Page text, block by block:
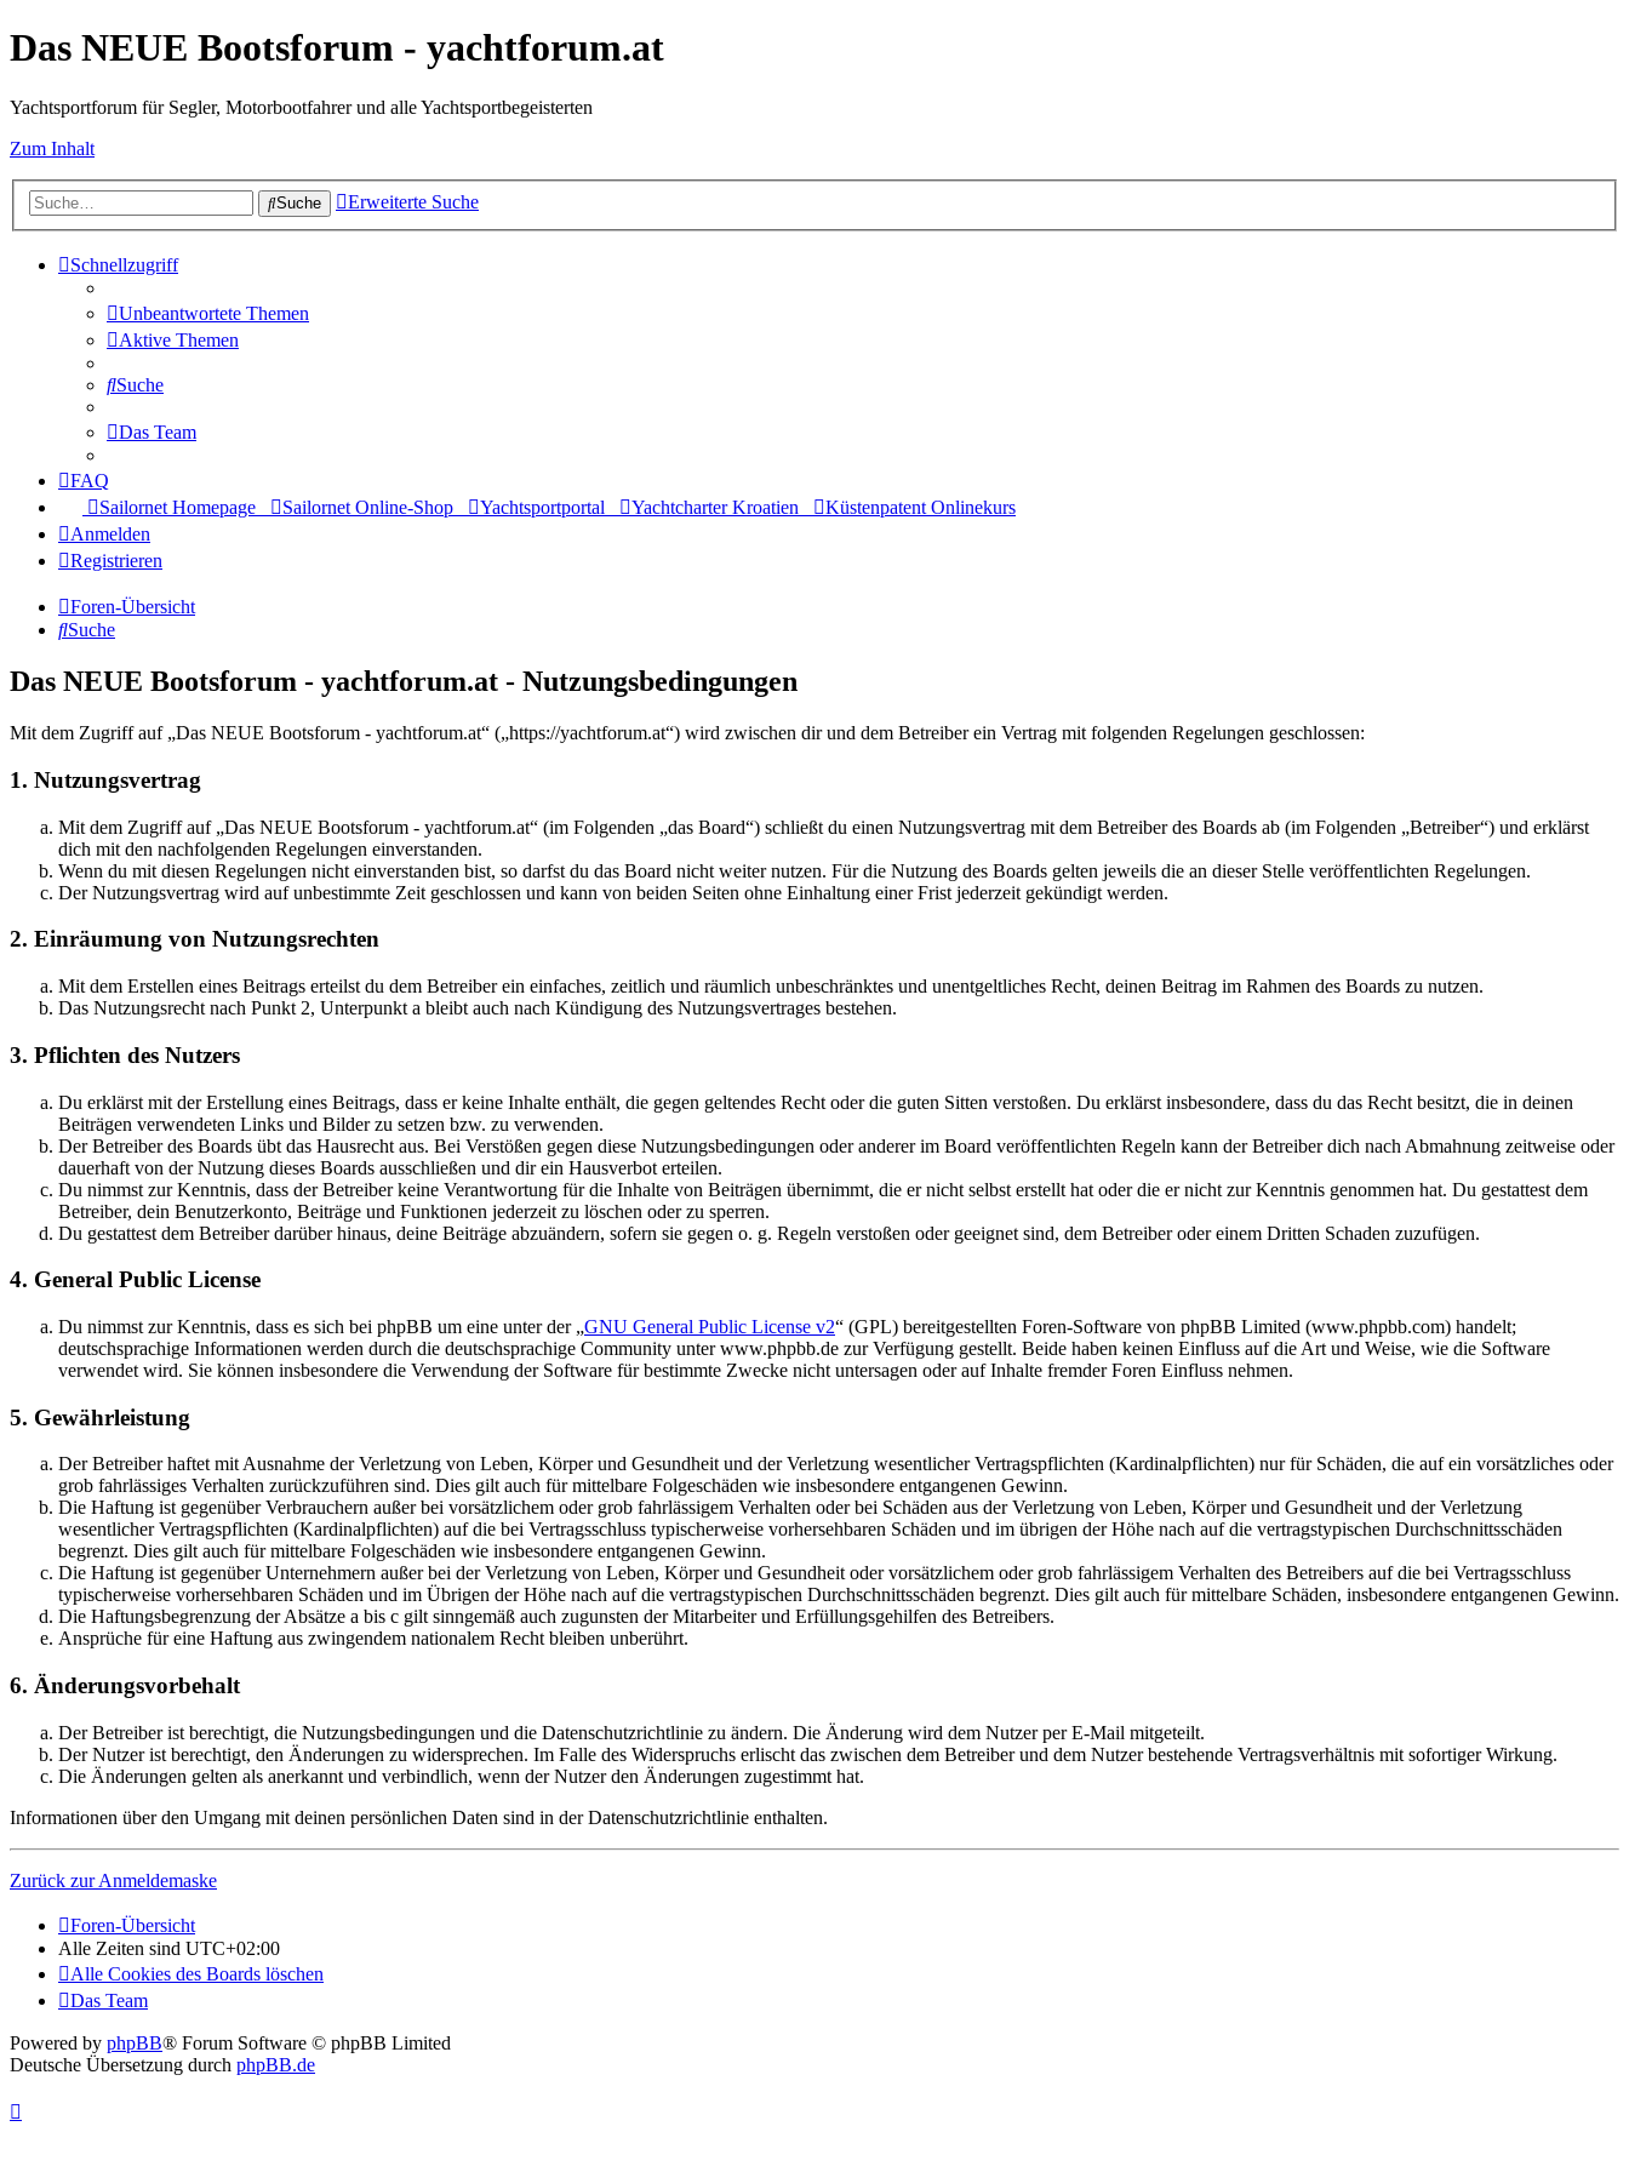
Das NEUE Bootsforum - yachtforum.at
Yachtsportforum für Segler, Motorbootfahrer und alle Yachtsportbegeisterten
Zum Inhalt
Suche Erweiterte Suche
Schnellzugriff
Unbeantwortete Themen
Aktive Themen
Suche
Das Team
FAQ
Sailornet Homepage
Sailornet Online-Shop Yachtsportportal Yachtcharter Kroatien
Küstenpatent Onlinekurs
Anmelden
Registrieren
Foren-Übersicht
Suche
Das NEUE Bootsforum - yachtforum.at - Nutzungsbedingungen
Mit dem Zugriff auf „Das NEUE Bootsforum - yachtforum.at“ („https://yachtforum.at“) wird zwischen dir und dem Betreiber ein Vertrag mit folgenden Regelungen geschlossen:
1. Nutzungsvertrag
Mit dem Zugriff auf „Das NEUE Bootsforum - yachtforum.at“ (im Folgenden „das Board“) schließt du einen Nutzungsvertrag mit dem Betreiber des Boards ab (im Folgenden „Betreiber“) und erklärst
dich mit den nachfolgenden Regelungen einverstanden.
Wenn du mit diesen Regelungen nicht einverstanden bist, so darfst du das Board nicht weiter nutzen. Für die Nutzung des Boards gelten jeweils die an dieser Stelle veröffentlichten Regelungen.
Der Nutzungsvertrag wird auf unbestimmte Zeit geschlossen und kann von beiden Seiten ohne Einhaltung einer Frist jederzeit gekündigt werden.
2. Einräumung von Nutzungsrechten
Mit dem Erstellen eines Beitrags erteilst du dem Betreiber ein einfaches, zeitlich und räumlich unbeschränktes und unentgeltliches Recht, deinen Beitrag im Rahmen des Boards zu nutzen.
Das Nutzungsrecht nach Punkt 2, Unterpunkt a bleibt auch nach Kündigung des Nutzungsvertrages bestehen.
3. Pflichten des Nutzers
Du erklärst mit der Erstellung eines Beitrags, dass er keine Inhalte enthält, die gegen geltendes Recht oder die guten Sitten verstoßen. Du erklärst insbesondere, dass du das Recht besitzt, die in deinen
Beiträgen verwendeten Links und Bilder zu setzen bzw. zu verwenden.
Der Betreiber des Boards übt das Hausrecht aus. Bei Verstößen gegen diese Nutzungsbedingungen oder anderer im Board veröffentlichten Regeln kann der Betreiber dich nach Abmahnung zeitweise oder
dauerhaft von der Nutzung dieses Boards ausschließen und dir ein Hausverbot erteilen.
Du nimmst zur Kenntnis, dass der Betreiber keine Verantwortung für die Inhalte von Beiträgen übernimmt, die er nicht selbst erstellt hat oder die er nicht zur Kenntnis genommen hat. Du gestattest dem
Betreiber, dein Benutzerkonto, Beiträge und Funktionen jederzeit zu löschen oder zu sperren.
Du gestattest dem Betreiber darüber hinaus, deine Beiträge abzuändern, sofern sie gegen o. g. Regeln verstoßen oder geeignet sind, dem Betreiber oder einem Dritten Schaden zuzufügen.
4. General Public License
Du nimmst zur Kenntnis, dass es sich bei phpBB um eine unter der „GNU General Public License v2“ (GPL) bereitgestellten Foren-Software von phpBB Limited (www.phpbb.com) handelt;
deutschsprachige Informationen werden durch die deutschsprachige Community unter www.phpbb.de zur Verfügung gestellt. Beide haben keinen Einfluss auf die Art und Weise, wie die Software
verwendet wird. Sie können insbesondere die Verwendung der Software für bestimmte Zwecke nicht untersagen oder auf Inhalte fremder Foren Einfluss nehmen.
5. Gewährleistung
Der Betreiber haftet mit Ausnahme der Verletzung von Leben, Körper und Gesundheit und der Verletzung wesentlicher Vertragspflichten (Kardinalpflichten) nur für Schäden, die auf ein vorsätzliches oder
grob fahrlässiges Verhalten zurückzuführen sind. Dies gilt auch für mittelbare Folgeschäden wie insbesondere entgangenen Gewinn.
Die Haftung ist gegenüber Verbrauchern außer bei vorsätzlichem oder grob fahrlässigem Verhalten oder bei Schäden aus der Verletzung von Leben, Körper und Gesundheit und der Verletzung
wesentlicher Vertragspflichten (Kardinalpflichten) auf die bei Vertragsschluss typischerweise vorhersehbaren Schäden und im übrigen der Höhe nach auf die vertragstypischen Durchschnittsschäden
begrenzt. Dies gilt auch für mittelbare Folgeschäden wie insbesondere entgangenen Gewinn.
Die Haftung ist gegenüber Unternehmern außer bei der Verletzung von Leben, Körper und Gesundheit oder vorsätzlichem oder grob fahrlässigem Verhalten des Betreibers auf die bei Vertragsschluss
typischerweise vorhersehbaren Schäden und im Übrigen der Höhe nach auf die vertragstypischen Durchschnittsschäden begrenzt. Dies gilt auch für mittelbare Schäden, insbesondere entgangenen Gewinn.
Die Haftungsbegrenzung der Absätze a bis c gilt sinngemäß auch zugunsten der Mitarbeiter und Erfüllungsgehilfen des Betreibers.
Ansprüche für eine Haftung aus zwingendem nationalem Recht bleiben unberührt.
6. Änderungsvorbehalt
Der Betreiber ist berechtigt, die Nutzungsbedingungen und die Datenschutzrichtlinie zu ändern. Die Änderung wird dem Nutzer per E-Mail mitgeteilt.
Der Nutzer ist berechtigt, den Änderungen zu widersprechen. Im Falle des Widerspruchs erlischt das zwischen dem Betreiber und dem Nutzer bestehende Vertragsverhältnis mit sofortiger Wirkung.
Die Änderungen gelten als anerkannt und verbindlich, wenn der Nutzer den Änderungen zugestimmt hat.
Informationen über den Umgang mit deinen persönlichen Daten sind in der Datenschutzrichtlinie enthalten.
Zurück zur Anmeldemaske
Foren-Übersicht
Alle Zeiten sind UTC+02:00
Alle Cookies des Boards löschen
Das Team
Powered by phpBB® Forum Software © phpBB Limited
Deutsche Übersetzung durch phpBB.de